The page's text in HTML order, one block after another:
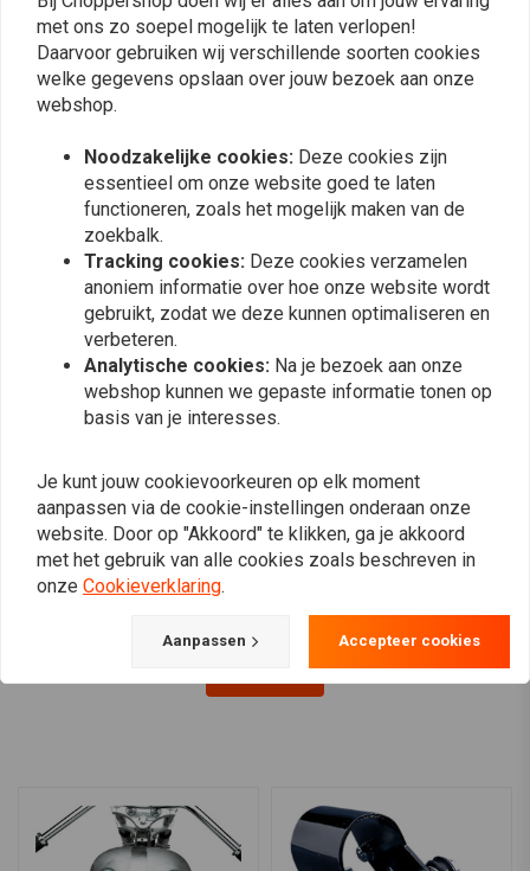
Niet voor gebruik op modellen met brandstofinjectie.
Aanbevolen om de tank op leren spacers te monteren
Alle tanks zijn op druk getest en zijn blank metaal; passen voor
het schilderen
Plaats ook een review
Vergelijkbare producten
WEST COAST CHOPPERS
OG Klassiek T-Shirt
€32,82
Benzinekraan Revisie set
voor de meeste Harley
Davidsons
€11,57
met ons zo soepel mogelijk te laten verlopen!
Daarvoor gebruiken wij verschillende soorten cookies
welke gegevens opslaan over jouw bezoek aan onze
webshop.
Noodzakelijke cookies: Deze cookies zijn
essentieel om onze website goed te laten
functioneren, zoals het mogelijk maken van de
zoekbalk.
Tracking cookies: Deze cookies verzamelen
anoniem informatie over hoe onze website wordt
gebruikt, zodat we deze kunnen optimaliseren en
verbeteren.
Analytische cookies: Na je bezoek aan onze
webshop kunnen we gepaste informatie tonen op
basis van je interesses.
Je kunt jouw cookievoorkeuren op elk moment
aanpassen via de cookie-instellingen onderaan onze
website. Door op "Akkoord" te klikken, ga je akkoord
met het gebruik van alle cookies zoals beschreven in
onze Cookieverklaring.
Aanpassen Accepteer cookies